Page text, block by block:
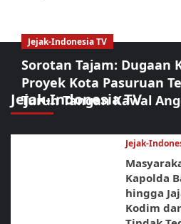
Jejak-Indonesia TV
Jejak-Indonesia TV
Sorotan Tajam: Dugaan
Proyek Kota Pasuruan
Turun Tangan Kawal
Jejak-
Kapolda
hingga
Kodim